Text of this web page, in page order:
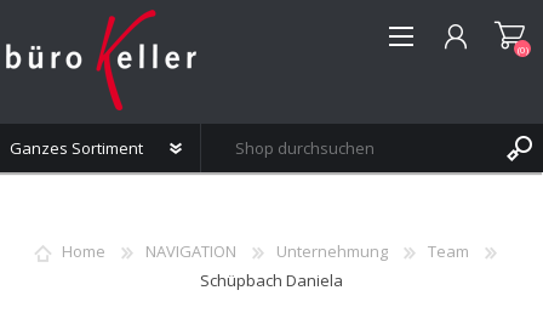
(0)
Home NAVIGATION Unternehmung
Team
Schüpbach Daniela